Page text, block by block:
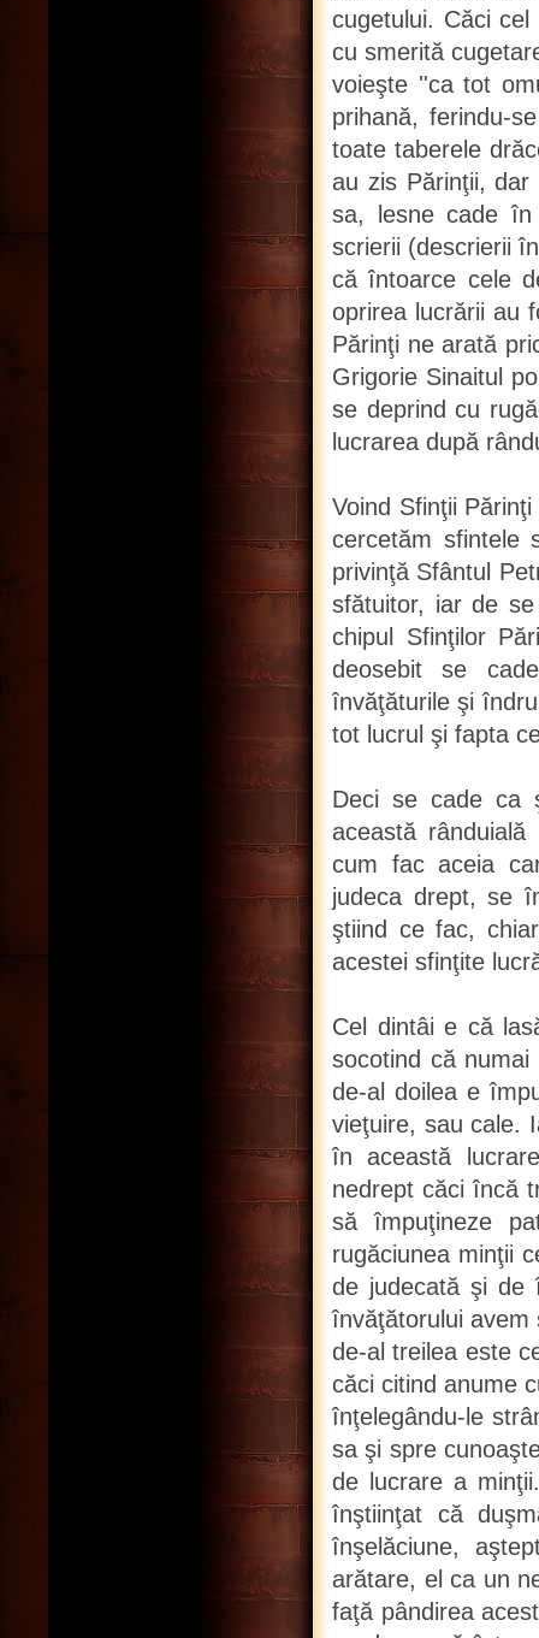
cugetului. Căci
cu smerită
voieşte ''ca tot
prihană, ferindu-
toate taberele
au zis Părinţii, dar
sa, lesne cade
scrierii (descrierii
că întoarce cele
oprirea lucrării au
Părinţi ne arată
Grigorie Sinaitul
se deprind cu
lucrarea după
Voind Sfinţii
cercetăm sfintele
privinţă Sfântul
sfătuitor, iar de
chipul Sfinţilor
deosebit se
învăţăturile şi
tot lucrul şi fapta
Deci se cade ca
această
cum fac aceia
judeca drept, se
ştiind ce fac,
acestei sfinţite
Cel dintâi e că
socotind că
de-al doilea e
vieţuire, sau cale.
în această
nedrept căci încă
să împuţineze
rugăciunea minţii
de judecată şi de
învăţătorului avem
de-al treilea este
căci citind anume
înţelegându-le
sa şi spre
de lucrare a
înştiinţat că
înşelăciune,
arătare, el ca un
faţă pândirea